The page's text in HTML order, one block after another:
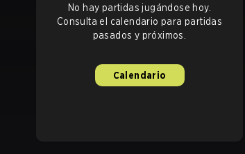
No hay partidas jugándose hoy.
Consulta el calendario para partidas
pasados y próximos.
Calendario